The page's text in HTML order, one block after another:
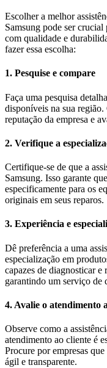
Escolher a melhor
Samsung pode ser crucial
com qualidade e
fazer essa escolha:
1. Pesquise e compare
Faça uma pesquisa
disponíveis na sua
reputação da empresa e
2. Verifique a
Certifique-se de que a
Samsung. Isso garante
especificamente para os
originais em seus reparos.
3. Experiência e
Dê preferência a uma
especialização em
capazes de diagnosticar
garantindo um serviço de
4. Avalie o atendimento
Observe como a
atendimento ao cliente é
Procure por empresas
ágil e transparente.